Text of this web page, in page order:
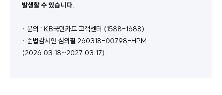
발생할 수 있습니다.
· 문의 : KB국민카드 고객센터 (1588-1688)
· 준법감시인 심의필 260318-00798-HPM
(2026.03.18~2027.03.17)